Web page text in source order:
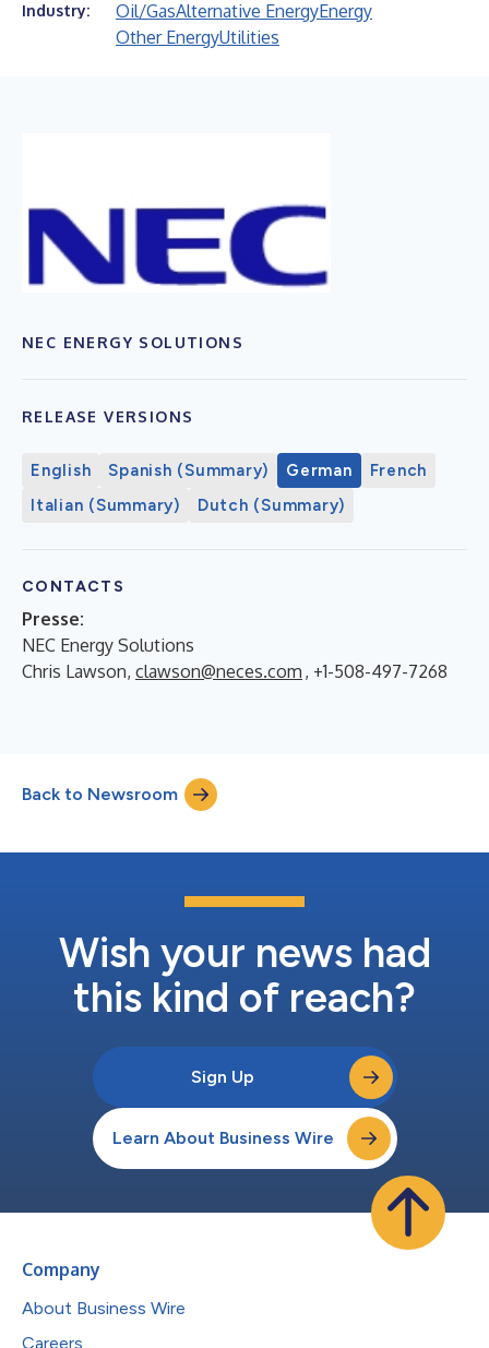
Industry: Oil/GasAlternative EnergyEnergy
Other EnergyUtilities
NEC ENERGY SOLUTIONS
RELEASE VERSIONS
English Spanish (Summary) German
French
Italian (Summary)
Dutch (Summary)
CONTACTS
Presse:
NEC Energy Solutions
Chris Lawson, clawson@neces.com , +1-508-497-7268
Back to Newsroom
Wish your news had
this kind of reach?
Sign Up
Learn About Business Wire
Company
About Business Wire
Careers